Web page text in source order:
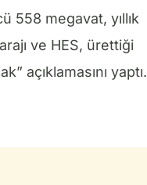
558 megavat, yıllık
ve HES, ürettiği
açıklamasını yaptı.